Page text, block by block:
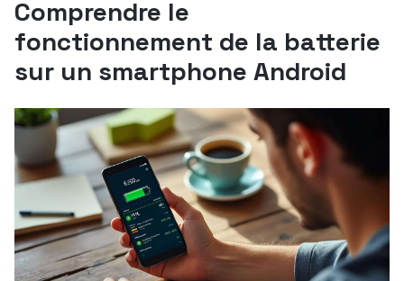
Comprendre le
fonctionnement de la batterie
sur un smartphone Android